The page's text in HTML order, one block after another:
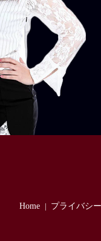
Home プライバシ